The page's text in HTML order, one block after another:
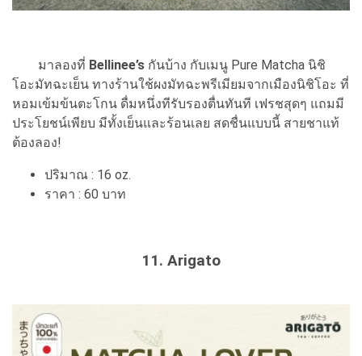
มาลองที่ Bellinee’s กันบ้าง กับเมนู Pure Matcha นิชิ
โอะมัทฉะเย็น ทางร้านใช้ผงมัทฉะพรีเมียมจากเมืองนิชิโอะ ที่
หอมเข้มข้นตะโกน ดื่มหนึ่งทีรับรองตื่นทันที เฟรชสุดๆ แถมมี
ประโยชน์เพียบ มีทั้งเย็นและร้อนเลย สดชื่นแบบนี้ สายชาแท้
ต้องลอง!
ปริมาณ : 16 oz.
ราคา : 60 บาท
11. Arigato